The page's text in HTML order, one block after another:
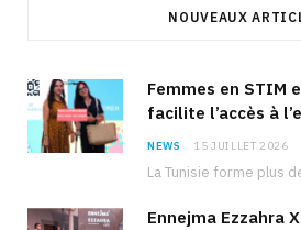
NOUVEAUX
Femmes en STIM
facilite l’accès à
NEWS 15 JUILLET 2026
Ennejma Ezzahra